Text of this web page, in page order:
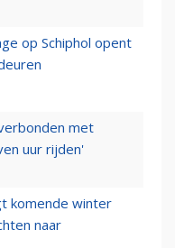
op Schiphol opent
met
uur rijden'
komende winter
naar